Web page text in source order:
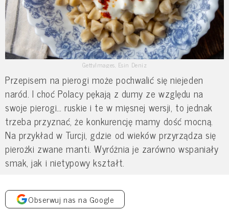
GettyImages, Esin Deniz
Przepisem na pierogi może pochwalić się niejeden
naród. I choć Polacy pękają z dumy ze względu na
swoje pierogi… ruskie i te w mięsnej wersji, to jednak
trzeba przyznać, że konkurencję mamy dość mocną.
Na przykład w Turcji, gdzie od wieków przyrządza się
pierożki zwane manti. Wyróżnia je zarówno wspaniały
smak, jak i nietypowy kształt.
Obserwuj nas na Google